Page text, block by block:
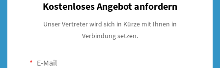
Kostenloses Angebot anfordern
Unser Vertreter wird sich in Kürze mit Ihnen in
Verbindung setzen.
E-Mail